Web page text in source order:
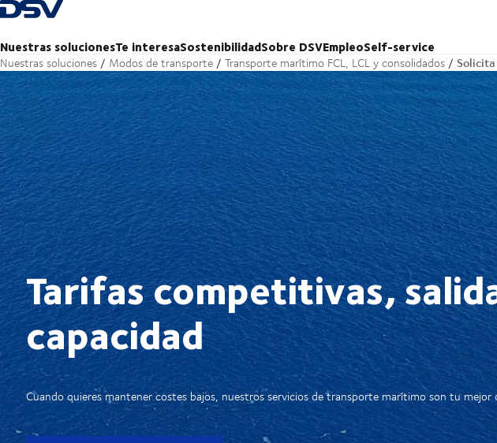
Volver a la página de inicio
Nuestras solucionesTe interesaSostenibilidadSobre DSVEmpleoSelf-service
Nuestras soluciones Modos de transporte Transporte marítimo FCL, LCL y consolidados
Tarifas competitivas,
capacidad
Cuando quieres mantener costes bajos, nuestros servicios de transporte marítimo son tu mejor